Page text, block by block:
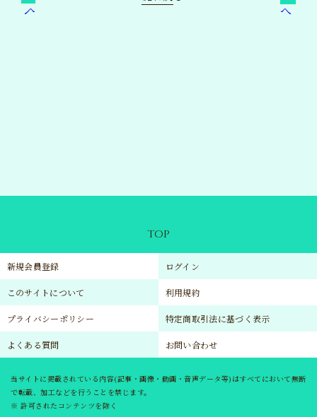
TOP
新規会員登録 ログイン
このサイトについて 利用規約
プライバシーポリシー 特定商取引法に基づく表示
よくある質問 お問い合わせ
当サイトに掲載されている内容(記事・画像・動画・音声データ等)はすべてにおいて無断
で転載、加工などを行うことを禁じます。
※ 許可されたコンテンツを除く